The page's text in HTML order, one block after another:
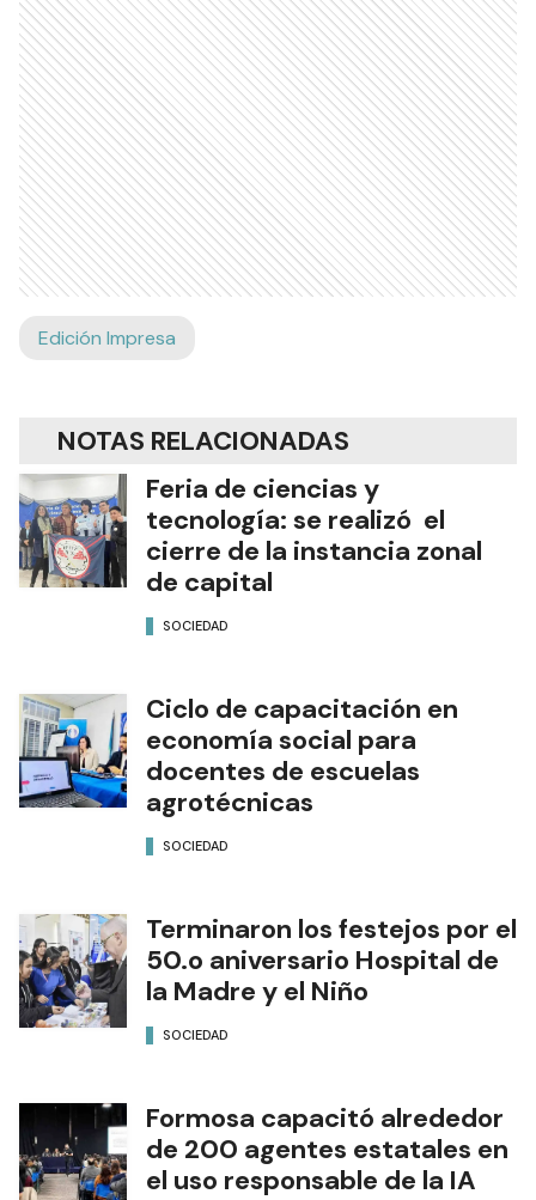
Edición Impresa
NOTAS RELACIONADAS
Feria de ciencias y
tecnología: se realizó el
cierre de la instancia zonal
de capital
SOCIEDAD
Ciclo de capacitación en
economía social para
docentes de escuelas
agrotécnicas
SOCIEDAD
Terminaron los festejos por el
50.o aniversario Hospital de
la Madre y el Niño
SOCIEDAD
Formosa capacitó alrededor
de 200 agentes estatales en
el uso responsable de la IA